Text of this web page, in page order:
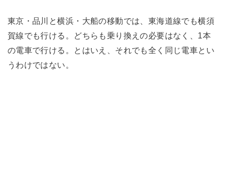
東京・品川と横浜・大船の移動では、東海道線でも横須
賀線でも行ける。どちらも乗り換えの必要はなく、1本
の電車で行ける。とはいえ、それでも全く同じ電車とい
うわけではない。